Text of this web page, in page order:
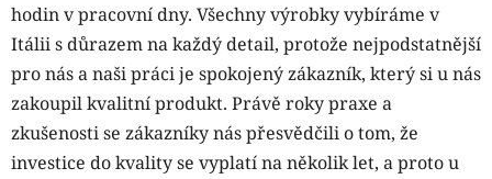
hodin v pracovní dny. Všechny výrobky vybíráme v
Itálii s důrazem na každý detail, protože nejpodstatnější
pro nás a naši práci je spokojený zákazník, který si u nás
zakoupil kvalitní produkt. Právě roky praxe a
zkušenosti se zákazníky nás přesvědčili o tom, že
investice do kvality se vyplatí na několik let, a proto u